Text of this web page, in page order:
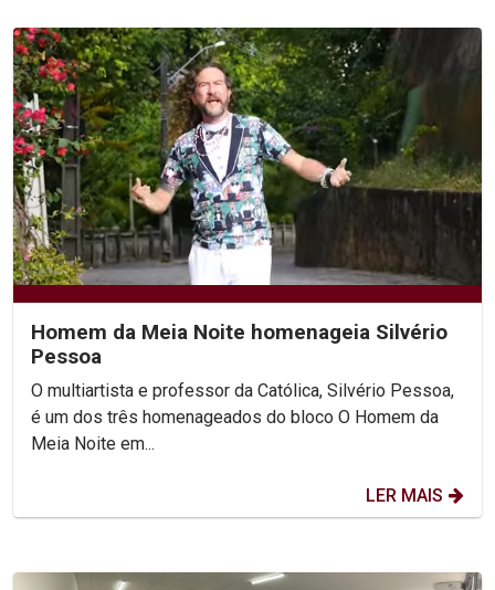
Homem da Meia Noite homenageia Silvério
Pessoa
O multiartista e professor da Católica, Silvério Pessoa,
é um dos três homenageados do bloco O Homem da
Meia Noite em...
LER MAIS